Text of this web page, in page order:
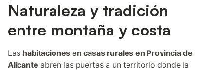
Naturaleza y tradición
entre montaña y costa
Las habitaciones en casas rurales en Provincia de
Alicante abren las puertas a un territorio donde la